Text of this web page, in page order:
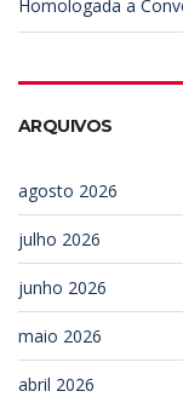
Homologada a
ARQUIVOS
agosto 2026
julho 2026
junho 2026
maio 2026
abril 2026